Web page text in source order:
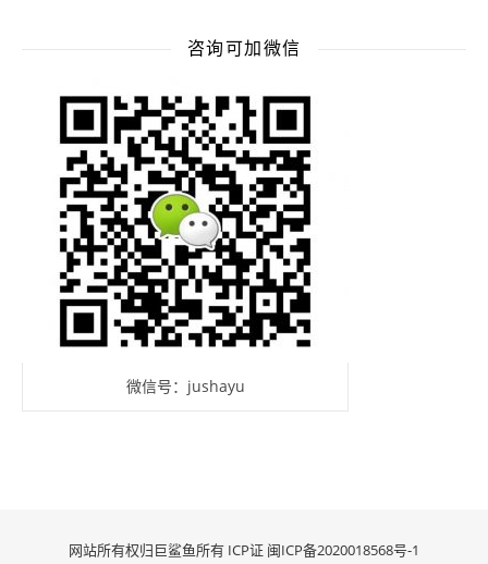
咨询可加微信
微信号：jushayu
网站所有权归巨鲨鱼所有 ICP证 闽ICP备2020018568号-1